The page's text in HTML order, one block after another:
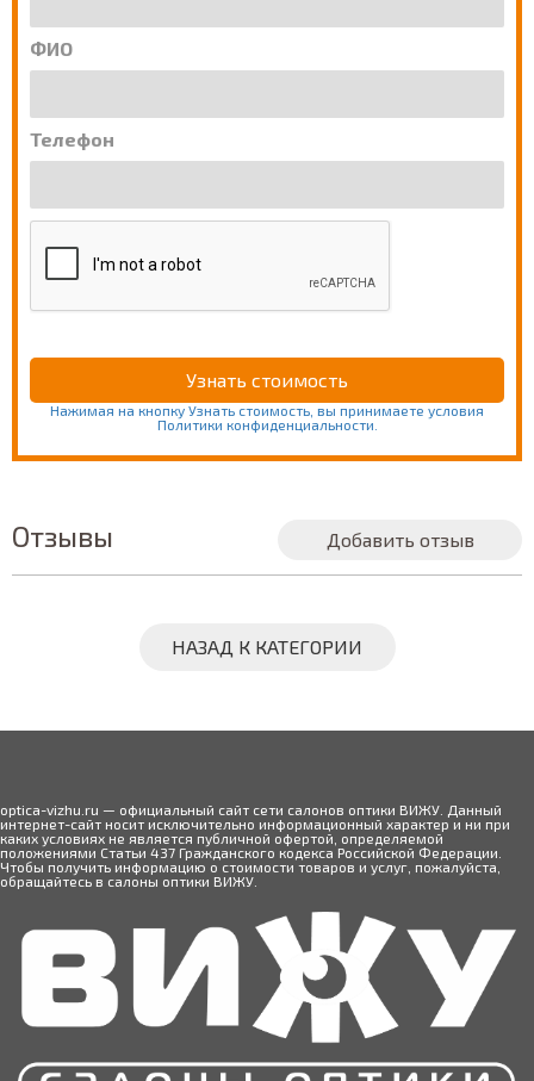
ФИО
Телефон
Нажимая на кнопку Узнать стоимость, вы принимаете условия
Политики конфиденциальности.
Отзывы Добавить отзыв
НАЗАД К КАТЕГОРИИ
optica-vizhu.ru — официальный сайт сети салонов оптики ВИЖУ. Данный
интернет-сайт носит исключительно информационный характер и ни при
каких условиях не является публичной офертой, определяемой
положениями Статьи 437 Гражданского кодекса Российской Федерации.
Чтобы получить информацию о стоимости товаров и услуг, пожалуйста,
обращайтесь в салоны оптики ВИЖУ.